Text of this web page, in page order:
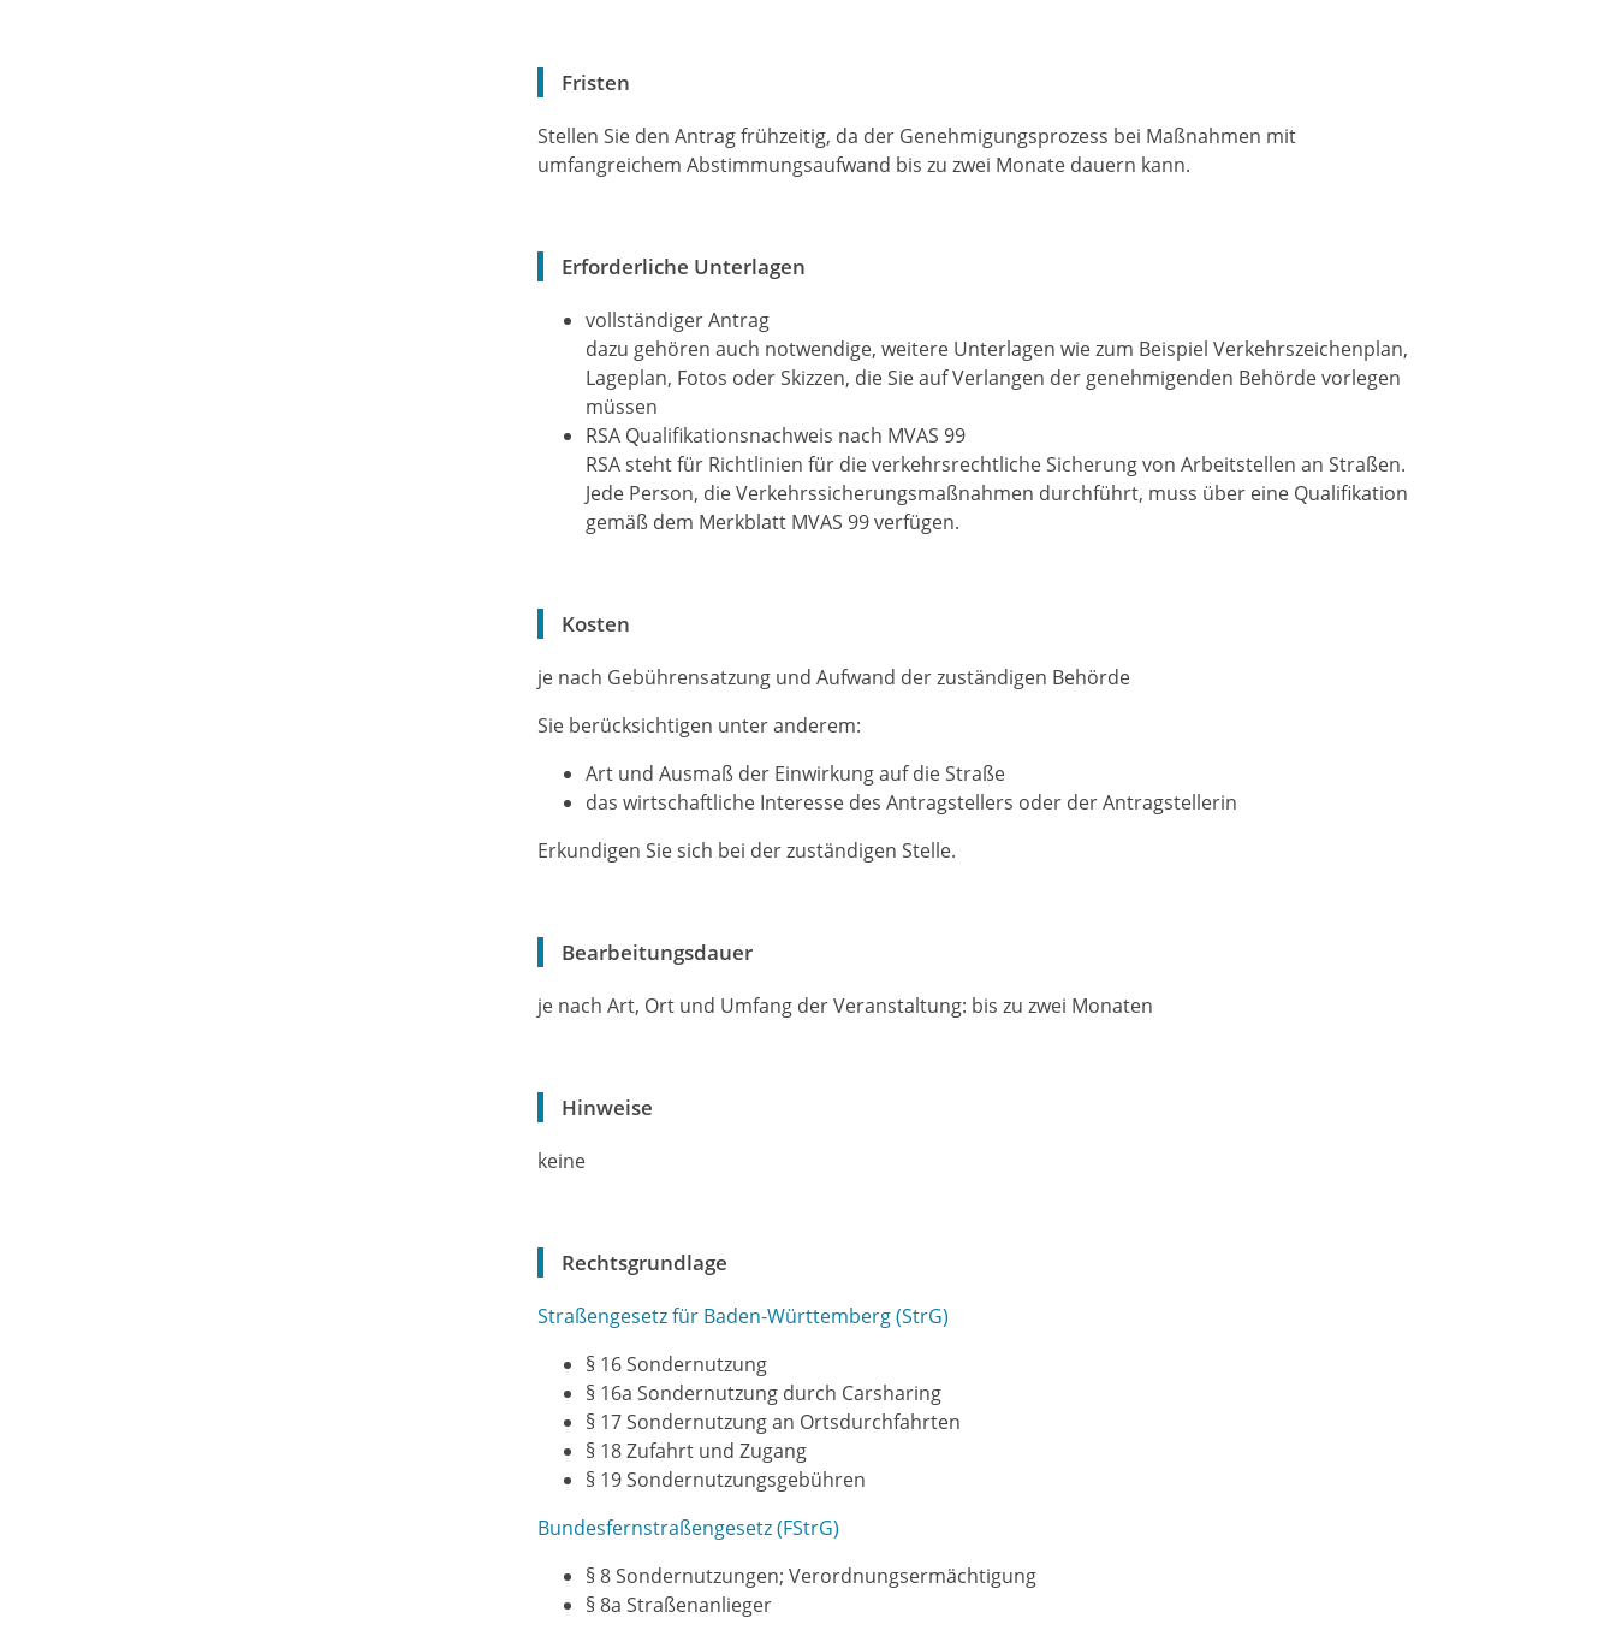
Fristen
Stellen Sie den Antrag frühzeitig, da der Genehmigungsprozess bei Maßnahmen mit
umfangreichem Abstimmungsaufwand bis zu zwei Monate dauern kann.
Erforderliche Unterlagen
vollständiger Antrag
dazu gehören auch notwendige, weitere Unterlagen wie zum Beispiel Verkehrszeichenplan,
Lageplan, Fotos oder Skizzen, die Sie auf Verlangen der genehmigenden Behörde vorlegen
müssen
RSA Qualifikationsnachweis nach MVAS 99
RSA steht für Richtlinien für die verkehrsrechtliche Sicherung von Arbeitstellen an Straßen.
Jede Person, die Verkehrssicherungsmaßnahmen durchführt, muss über eine Qualifikation
gemäß dem Merkblatt MVAS 99 verfügen.
Kosten
je nach Gebührensatzung und Aufwand der zuständigen Behörde
Sie berücksichtigen unter anderem:
Art und Ausmaß der Einwirkung auf die Straße
das wirtschaftliche Interesse des Antragstellers oder der Antragstellerin
Erkundigen Sie sich bei der zuständigen Stelle.
Bearbeitungsdauer
je nach Art, Ort und Umfang der Veranstaltung: bis zu zwei Monaten
Hinweise
keine
Rechtsgrundlage
Straßengesetz für Baden-Württemberg (StrG)
§ 16 Sondernutzung
§ 16a Sondernutzung durch Carsharing
§ 17 Sondernutzung an Ortsdurchfahrten
§ 18 Zufahrt und Zugang
§ 19 Sondernutzungsgebühren
Bundesfernstraßengesetz (FStrG)
§ 8 Sondernutzungen; Verordnungsermächtigung
§ 8a Straßenanlieger